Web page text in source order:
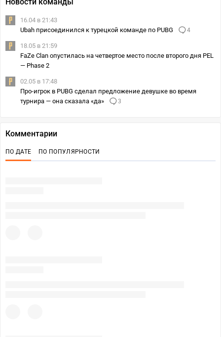
16.04 в 21:43
Ubah присоединился к турецкой команде по PUBG
4
18.05 в 21:59
FaZe Clan опустилась на четвертое место после второго дня PEL
— Phase 2
02.05 в 17:48
Про-игрок в PUBG сделал предложение девушке во время
турнира — она сказала «да»
3
Комментарии
ПО ДАТЕ ПО ПОПУЛЯРНОСТИ